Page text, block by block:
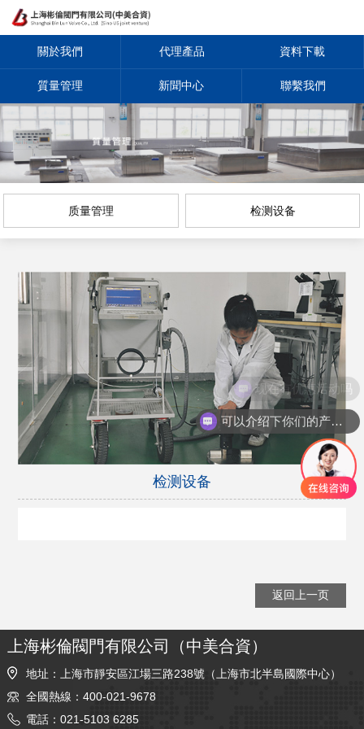
關於我們 代理產品 資料下載
質量管理 新聞中心 聯繫我們
质量管理 检测设备
检测设备
返回上一页
上海彬倫閥門有限公司（中美合資）
地址：上海市靜安區江場三路238號（上海市北半島國際中心）
全國熱線：400-021-9678
電話：021-5103 6285
可以介绍下你们的产品么
现在有优惠活动吗